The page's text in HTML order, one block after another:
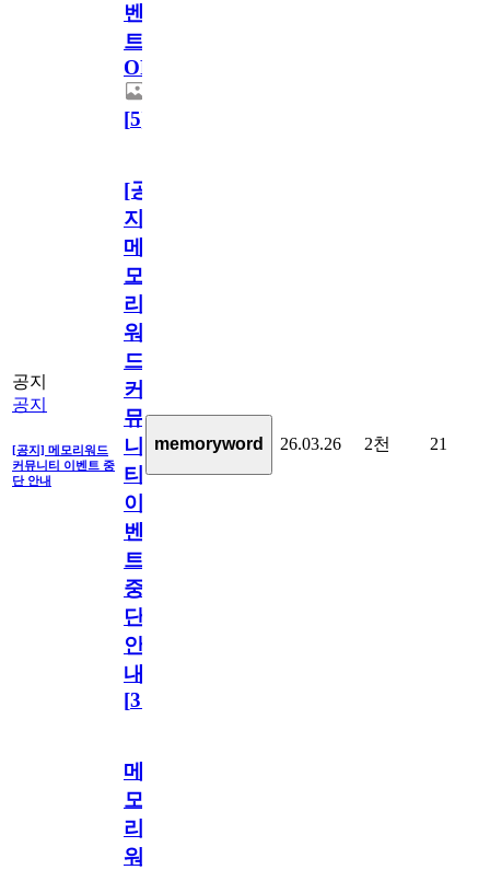
벤
트
OPEN!
[5]
공지
공지
[공지] 메모리워드
커뮤니티 이벤트 중
단 안내
[공
지]
메
모
리
워
드
커
뮤
니
티
이
벤
트
중
단
안
내
[31
memoryword 26.03.26 2천 21
메
모
리
워